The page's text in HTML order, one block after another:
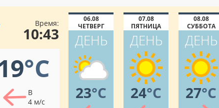
Время:
10:43
°C
В
4 м/с
06.08
ЧЕТВЕРГ
ДЕНЬ
23°C
07.08
ПЯТНИЦА
ДЕНЬ
24°C
08.08
СУББОТА
ДЕНЬ
27°C